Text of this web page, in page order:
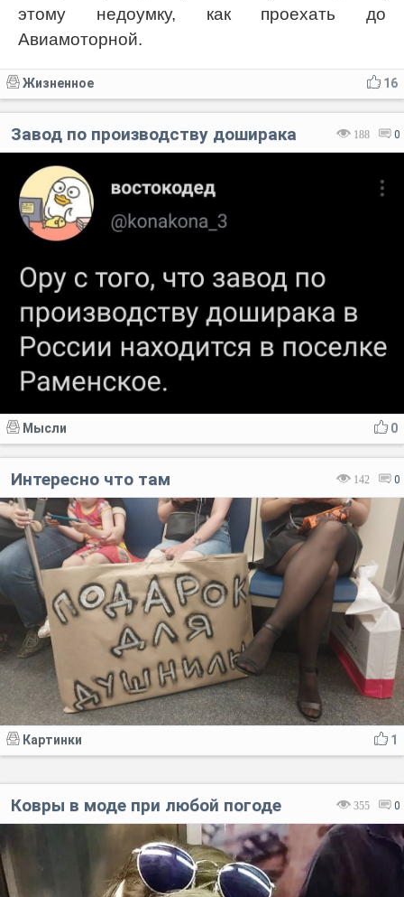
этому недоумку, как проехать до
Авиамоторной.
16
Жизненное
188 0
Завод по производству доширака
0
Мысли
142 0
Интересно что там
1
Картинки
355 0
Ковры в моде при любой погоде